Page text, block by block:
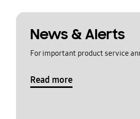
News & Alerts
For important product service
Read more